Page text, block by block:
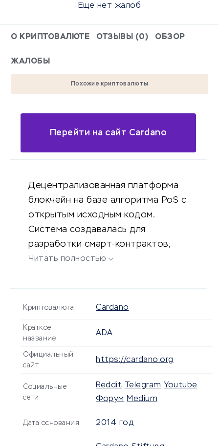
Еще нет жалоб
О КРИПТОВАЛЮТЕ ОТЗЫВЫ (0) ОБЗОР
ЖАЛОБЫ
Похожие криптовалюты
Перейти на сайт Cardano
Децентрализованная платформа
блокчейн на базе алгоритма PoS с
открытым исходным кодом.
Система создавалась для
разработки смарт-контрактов,
работы с одноранговыми
Читать полностью
Криптовалюта Cardano
Краткое
название
ADA
Официальный
сайт
https://cardano.org
Социальные
сети
Reddit Telegram Youtube
Форум Medium
Дата основания 2014 год